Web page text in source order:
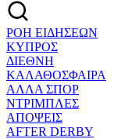
ΡΟΗ ΕΙΔΗΣΕΩΝ
ΚΥΠΡΟΣ
ΔΙΕΘΝΗ
ΚΑΛΑΘΟΣΦΑΙΡΑ
ΑΛΛΑ ΣΠΟΡ
ΝΤΡΙΜΠΛΕΣ
ΑΠΟΨΕΙΣ
AFTER DERBY